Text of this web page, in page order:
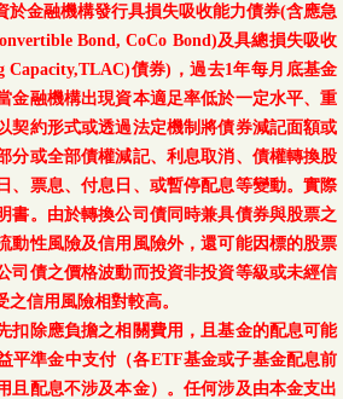
於金融機構發行具損失吸收能力債券(含應急
Bond, CoCo Bond)及具總損失吸收
Capacity,TLAC)債券)，過去1年每月底基金
金融機構出現資本適足率低於一定水平、重
契約形式或透過法定機制將債券減記面額或
分或全部債權減記、利息取消、債權轉換股
、票息、付息日、或暫停配息等變動。實際
書。由於轉換公司債同時兼具債券與股票之
動性風險及信用風險外，還可能因標的股票
司債之價格波動而投資非投資等級或未經信
信用風險相對較高。
扣除應負擔之相關費用，且基金的配息可能
平準金中支付（各ETF基金或子基金配息前
且配息不涉及本金）。任何涉及由本金支出